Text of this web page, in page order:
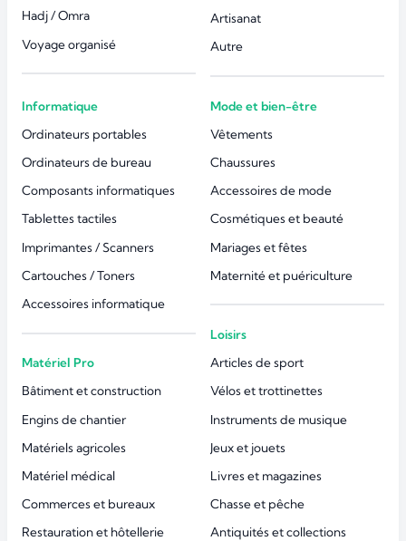
Hadj / Omra
Voyage organisé
Artisanat
Autre
Informatique
Ordinateurs portables
Ordinateurs de bureau
Composants informatiques
Tablettes tactiles
Imprimantes / Scanners
Cartouches / Toners
Accessoires informatique
Matériel Pro
Bâtiment et construction
Engins de chantier
Matériels agricoles
Matériel médical
Commerces et bureaux
Restauration et hôtellerie
Mode et bien-être
Vêtements
Chaussures
Accessoires de mode
Cosmétiques et beauté
Mariages et fêtes
Maternité et puériculture
Loisirs
Articles de sport
Vélos et trottinettes
Instruments de musique
Jeux et jouets
Livres et magazines
Chasse et pêche
Antiquités et collections